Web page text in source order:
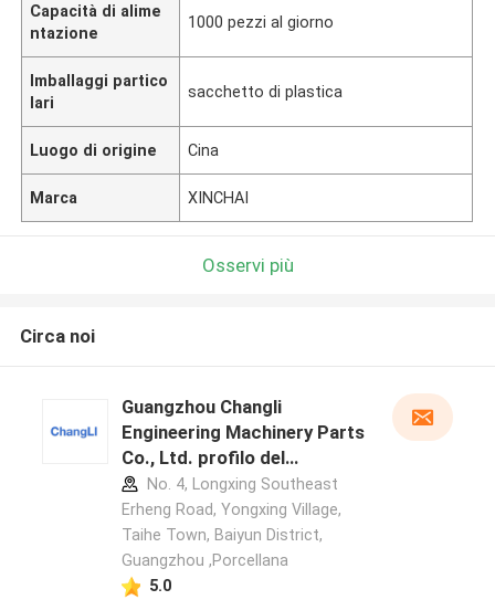
Capacità di alime
ntazione
1000 pezzi al giorno
Imballaggi partico
lari
sacchetto di plastica
Luogo di origine Cina
Marca XINCHAI
Osservi più
Circa noi
Guangzhou Changli
Engineering Machinery Parts
Co., Ltd. profilo del
produttore
No. 4, Longxing Southeast
Erheng Road, Yongxing Village,
Taihe Town, Baiyun District,
Guangzhou ,Porcellana
5.0